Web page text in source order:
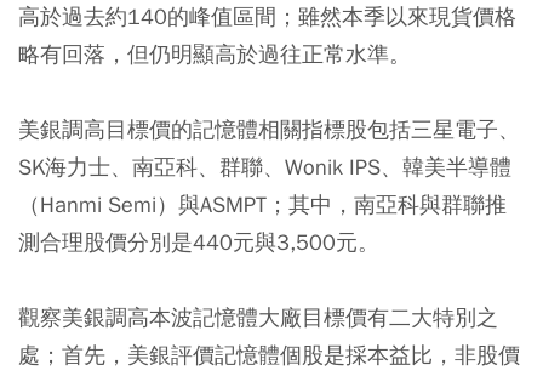
高於過去約140的峰值區間；雖然本季以來現貨價格
略有回落，但仍明顯高於過往正常水準。
美銀調高目標價的記憶體相關指標股包括三星電子、
SK海力士、南亞科、群聯、Wonik IPS、韓美半導體
（Hanmi Semi）與ASMPT；其中，南亞科與群聯推
測合理股價分別是440元與3,500元。
觀察美銀調高本波記憶體大廠目標價有二大特別之
處；首先，美銀評價記憶體個股是採本益比，非股價